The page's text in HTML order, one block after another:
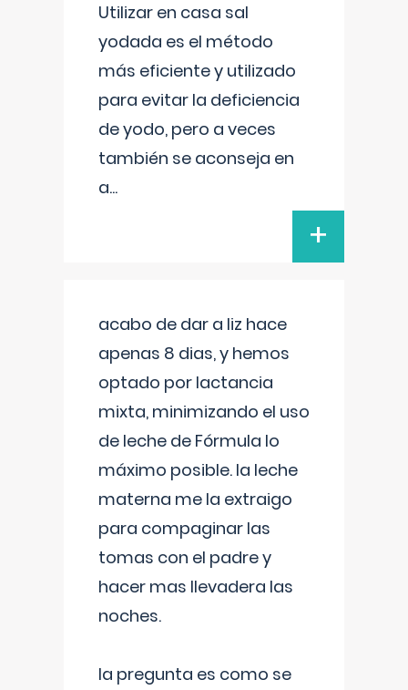
Utilizar en casa sal
yodada es el método
más eficiente y utilizado
para evitar la deficiencia
de yodo, pero a veces
también se aconseja en
a...
+
acabo de dar a liz hace
apenas 8 dias, y hemos
optado por lactancia
mixta, minimizando el uso
de leche de Fórmula lo
máximo posible. la leche
materna me la extraigo
para compaginar las
tomas con el padre y
hacer mas llevadera las
noches.
la pregunta es como se